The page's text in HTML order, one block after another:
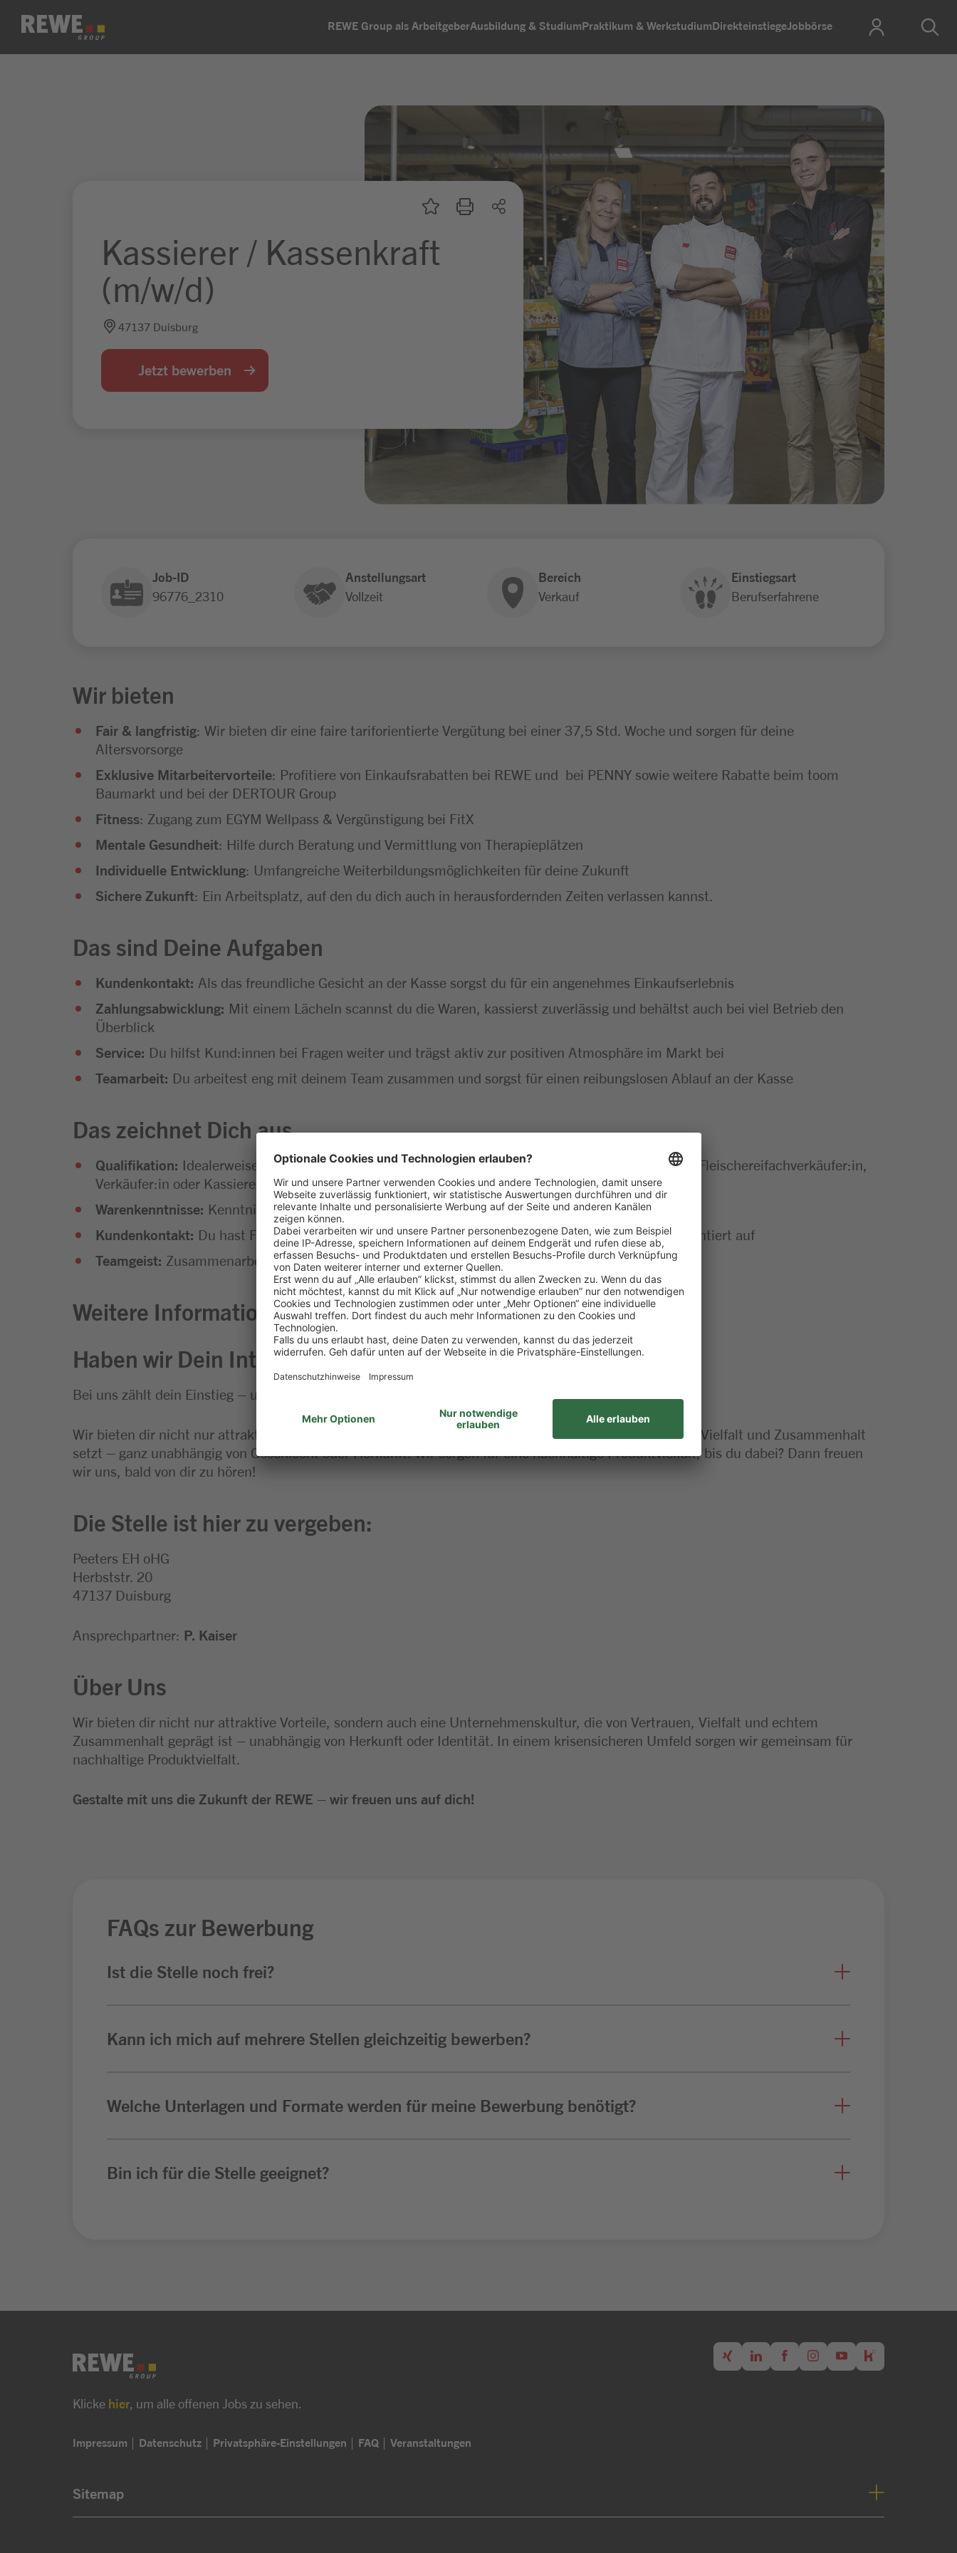
Zum Inhalt springen REWE Group als ArbeitgeberAusbildung & StudiumPraktikum & WerkstudiumDirekteinstiegeJobbörse
Kassierer / Kassenkraft
(m/w/d)
47137 Duisburg
Jetzt bewerben
Job-ID
96776_2310
Anstellungsart
Vollzeit
Bereich
Verkauf
Einstiegsart
Berufserfahrene
Wir bieten
Fair & langfristig: Wir bieten dir eine faire tariforientierte Vergütung bei einer 37,5 Std. Woche und sorgen für deine
Altersvorsorge
Exklusive Mitarbeitervorteile: Profitiere von Einkaufsrabatten bei REWE und bei PENNY sowie weitere Rabatte beim toom
Baumarkt und bei der DERTOUR Group
Fitness: Zugang zum EGYM Wellpass & Vergünstigung bei FitX
Mentale Gesundheit: Hilfe durch Beratung und Vermittlung von Therapieplätzen
Individuelle Entwicklung: Umfangreiche Weiterbildungsmöglichkeiten für deine Zukunft
Sichere Zukunft: Ein Arbeitsplatz, auf den du dich auch in herausfordernden Zeiten verlassen kannst.
Das sind Deine Aufgaben
Kundenkontakt: Als das freundliche Gesicht an der Kasse sorgst du für ein angenehmes Einkaufserlebnis
Zahlungsabwicklung: Mit einem Lächeln scannst du die Waren, kassierst zuverlässig und behältst auch bei viel Betrieb den
Überblick
Service: Du hilfst Kund:innen bei Fragen weiter und trägst aktiv zur positiven Atmosphäre im Markt bei
Teamarbeit: Du arbeitest eng mit deinem Team zusammen und sorgst für einen reibungslosen Ablauf an der Kasse
Das zeichnet Dich aus
Qualifikation: Idealerweise erste Berufspraxis im Einzelhandel – z. B. als Bäckereifachverkäufer:in, Fleischereifachverkäufer:in,
Verkäufer:in oder Kassierer:in. Auch Quereinsteiger:innen sind herzlich willkommen
Warenkenntnisse: Kenntnisse im Lebensmittelbereich sind von Vorteil
Kundenkontakt: Du hast Freude am Umgang mit Menschen und trittst freundlich sowie serviceorientiert auf
Teamgeist: Zusammenarbeit liegt dir – du bringst dich zuverlässig ein und denkst kundenorientiert
Weitere Informationen zu dieser Stelle
Haben wir Dein Interesse geweckt?
Bei uns zählt dein Einstieg – und zwar richtig!
Wir bieten dir nicht nur attraktive Benefits, sondern auch eine Unternehmenskultur, die auf Vertrauen, Vielfalt und Zusammenhalt
setzt – ganz unabhängig von Geschlecht oder Herkunft. Wir sorgen für eine nachhaltige Produktvielfalt, bis du dabei? Dann freuen
wir uns, bald von dir zu hören!
Die Stelle ist hier zu vergeben:
Peeters EH oHG
Herbststr. 20
47137 Duisburg
Ansprechpartner: P. Kaiser
Über Uns
Wir bieten dir nicht nur attraktive Vorteile, sondern auch eine Unternehmenskultur, die von Vertrauen, Vielfalt und echtem
Zusammenhalt geprägt ist – unabhängig von Herkunft oder Identität. In einem krisensicheren Umfeld sorgen wir gemeinsam für
nachhaltige Produktvielfalt.
Gestalte mit uns die Zukunft der REWE – wir freuen uns auf dich!
FAQs zur Bewerbung
Ist die Stelle noch frei?
Kann ich mich auf mehrere Stellen gleichzeitig bewerben?
Welche Unterlagen und Formate werden für meine Bewerbung benötigt?
Bin ich für die Stelle geeignet?
Klicke hier , um alle offenen Jobs zu sehen.
Impressum Datenschutz Privatsphäre-Einstellungen FAQ Veranstaltungen
Sitemap